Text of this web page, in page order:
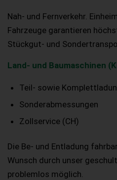
Nah- und Fernverkehr.
Fahrzeuge garantieren
Stückgut- und
Land- und Baumaschinen
Teil- sowie
Sonderabmessungen
Zollservice (CH)
Die Be- und Entladung
Wunsch durch unser
problemlos möglich.